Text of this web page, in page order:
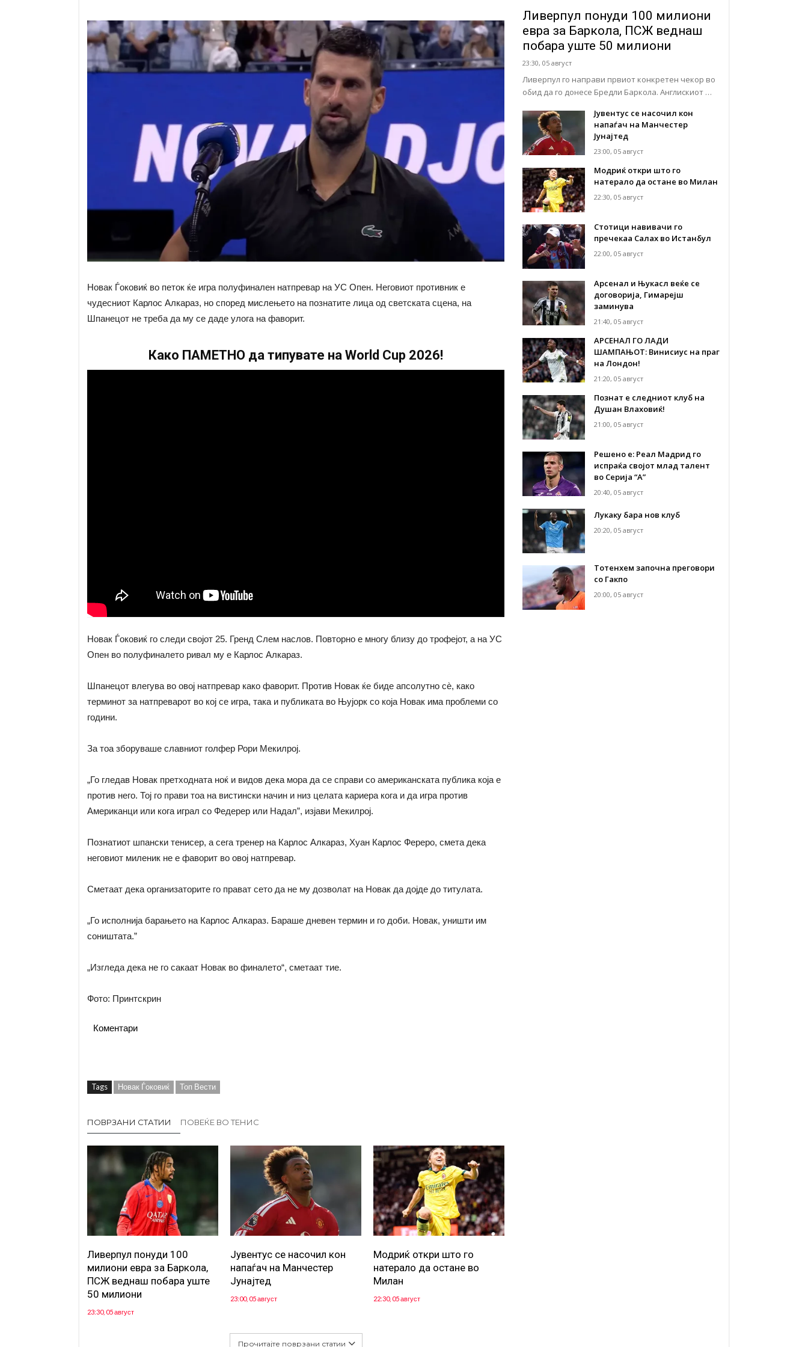
Новак Ѓоковиќ во петок ќе игра полуфинален натпревар на УС Опен. Неговиот противник е
чудесниот Карлос Алкараз, но според мислењето на познатите лица од светската сцена, на
Шпанецот не треба да му се даде улога на фаворит.
Како ПАМЕТНО да типувате на World Cup 2026!
Новак Ѓоковиќ го следи својот 25. Гренд Слем наслов. Повторно е многу близу до трофејот, а на УС
Опен во полуфиналето ривал му е Карлос Алкараз.
Шпанецот влегува во овој натпревар како фаворит. Против Новак ќе биде апсолутно сè, како
терминот за натпреварот во кој се игра, така и публиката во Њујорк со која Новак има проблеми со
години.
За тоа зборуваше славниот голфер Рори Мекилрој.
„Го гледав Новак претходната ноќ и видов дека мора да се справи со американската публика која е
против него. Тој го прави тоа на вистински начин и низ целата кариера кога и да игра против
Американци или кога играл со Федерер или Надал”, изјави Мекилрој.
Познатиот шпански тенисер, а сега тренер на Карлос Алкараз, Хуан Карлос Фереро, смета дека
неговиот миленик не е фаворит во овој натпревар.
Сметаат дека организаторите го прават сето да не му дозволат на Новак да дојде до титулата.
„Го исполнија барањето на Карлос Алкараз. Бараше дневен термин и го доби. Новак, уништи им
соништата.”
„Изгледа дека не го сакаат Новак во финалето“, сметаат тие.
Фото: Принтскрин
Коментари
Tags Новак Ѓоковиќ Топ Вести
ПОВРЗАНИ СТАТИИ ПОВЕЌЕ ВО ТЕНИС
Ливерпул понуди 100
милиони евра за Баркола,
ПСЖ веднаш побара уште
50 милиони
23:30, 05 август
Јувентус се насочил кон
напаѓач на Манчестер
Јунајтед
23:00, 05 август
Модриќ откри што го
натерало да остане во
Милан
22:30, 05 август
Прочитајте поврзани статии
Ливерпул понуди 100 милиони
евра за Баркола, ПСЖ веднаш
побара уште 50 милиони
23:30, 05 август
Ливерпул го направи првиот конкретен чекор во
обид да го донесе Бредли Баркола. Англискиот …
Јувентус се насочил кон
напаѓач на Манчестер
Јунајтед
23:00, 05 август
Модриќ откри што го
натерало да остане во Милан
22:30, 05 август
Стотици навивачи го
пречекаа Салах во Истанбул
22:00, 05 август
Арсенал и Њукасл веќе се
договорија, Гимарејш
заминува
21:40, 05 август
АРСЕНАЛ ГО ЛАДИ
ШАМПАЊОТ: Винисиус на праг
на Лондон!
21:20, 05 август
Познат е следниот клуб на
Душан Влаховиќ!
21:00, 05 август
Решено е: Реал Мадрид го
испраќа својот млад талент
во Серија “А”
20:40, 05 август
Лукаку бара нов клуб
20:20, 05 август
Тотенхем започна преговори
со Гакпо
20:00, 05 август